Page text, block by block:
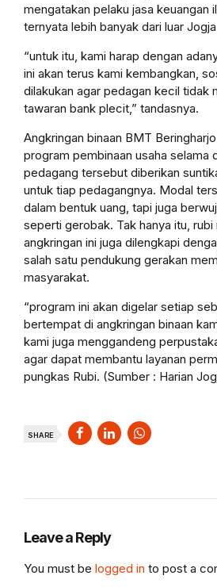
mengatakan pelaku jasa keuangan
ternyata lebih banyak dari luar
“untuk itu, kami harap dengan
ini akan terus kami kembangkan,
dilakukan agar pedagan kecil tidak
tawaran bank plecit,” tandasnya.
Angkringan binaan BMT
program pembinaan usaha selama
pedagang tersebut diberikan
untuk tiap pedagangnya. Modal
dalam bentuk uang, tapi juga
seperti gerobak. Tak hanya itu, rubi
angkringan ini juga dilengkapi
salah satu pendukung gerakan
masyarakat.
“program ini akan digelar setiap
bertempat di angkringan binaan
kami juga menggandeng
agar dapat membantu layanan
pungkas Rubi. (Sumber : Harian
SHARE
Leave a Reply
You must be logged in to post a